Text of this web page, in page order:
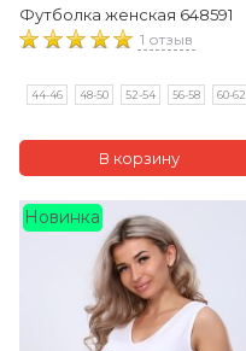
Футболка женская 648591
1 отзыв
44-46 48-50 52-54 56-58 60-62
Новинка